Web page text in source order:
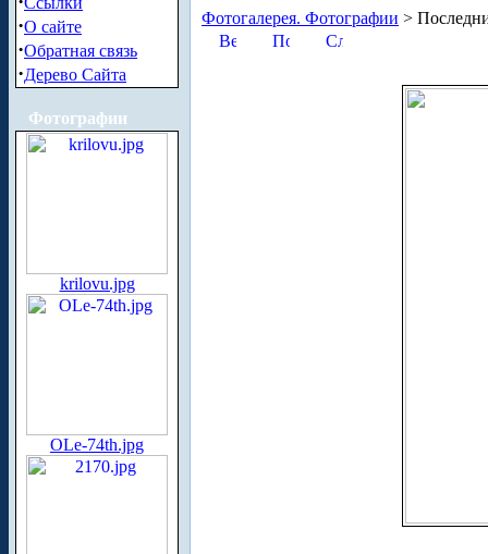
·О сайте
·Обратная связь
·Дерево Сайта
Фотографии
krilovu.jpg
OLe-74th.jpg
Фотогалерея. Фотографии >